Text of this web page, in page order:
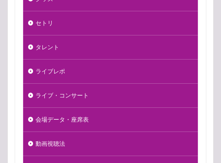
セトリ
タレント
ライブレポ
ライブ・コンサート
会場データ・座席表
動画視聴法